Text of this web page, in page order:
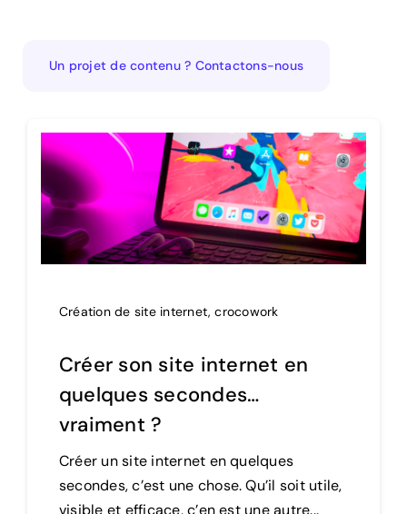
Un projet de contenu ? Contactons-nous
Création de site internet,crocowork
Créer son site internet en
quelques secondes…
vraiment ?
Créer un site internet en quelques
secondes, c’est une chose. Qu’il soit utile,
visible et efficace, c’en est une autre...